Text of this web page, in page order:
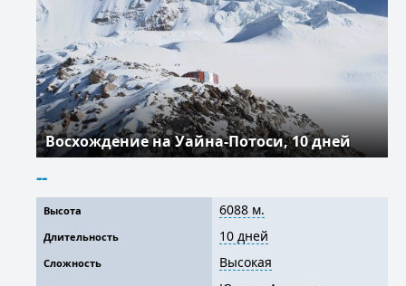
Восхождение на Уайна-Потоси, 10 дней
--
Высота 6088 м.
Длительность 10 дней
Сложность Высокая